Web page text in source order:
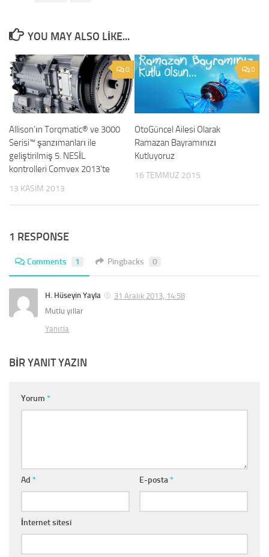
YOU MAY ALSO LIKE...
0
Allison’ın Torqmatic® ve 3000
Serisi™ şanzımanları ile
geliştirilmiş 5. NESİL
kontrolleri Comvex 2013’te
13 KASIM 2013
0
OtoGüncel Ailesi Olarak
Ramazan Bayramınızı
Kutluyoruz
16 TEMMUZ 2015
1 RESPONSE
Comments 1 Pingbacks 0
H. Hüseyin Yayla
31 Aralık 2013, 14:58
Mutlu yıllar
Yanıtla
BIR YANIT YAZIN
Yorum *
Ad * E-posta*
İnternet sitesi